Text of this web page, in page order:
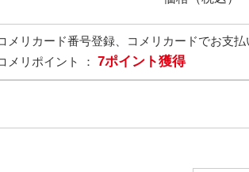
メリカード番号登録、コメリカードでお支払
メリポイント ： 7ポイント獲得